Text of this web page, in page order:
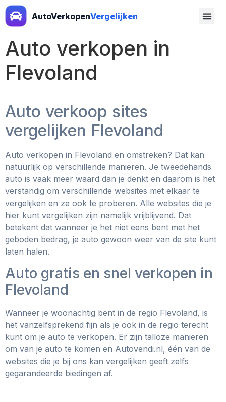
AutoVerkopenVergelijken
Auto verkopen in
Flevoland
Auto verkoop sites
vergelijken Flevoland
Auto verkopen in Flevoland en omstreken? Dat kan
natuurlijk op verschillende manieren. Je tweedehands
auto is vaak meer waard dan je denkt en daarom is het
verstandig om verschillende websites met elkaar te
vergelijken en ze ook te proberen. Alle websites die je
hier kunt vergelijken zijn namelijk vrijblijvend. Dat
betekent dat wanneer je het niet eens bent met het
geboden bedrag, je auto gewoon weer van de site kunt
laten halen.
Auto gratis en snel verkopen in
Flevoland
Wanneer je woonachtig bent in de regio Flevoland, is
het vanzelfsprekend fijn als je ook in de regio terecht
kunt om je auto te verkopen. Er zijn talloze manieren
om van je auto te komen en Autovendi.nl, één van de
websites die je bij ons kan vergelijken geeft zelfs
gegarandeerde biedingen af.